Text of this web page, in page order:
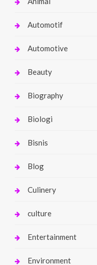
Automotif
Automotive
Beauty
Biography
Biologi
Bisnis
Blog
Culinery
culture
Entertainment
Environment